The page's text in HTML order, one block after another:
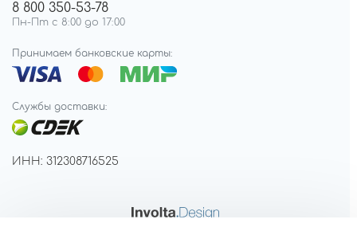
8 800 350-53-78
Пн-Пт с 8:00 до 17:00
Принимаем банковские карты:
Службы доставки:
ИНН: 312308716525